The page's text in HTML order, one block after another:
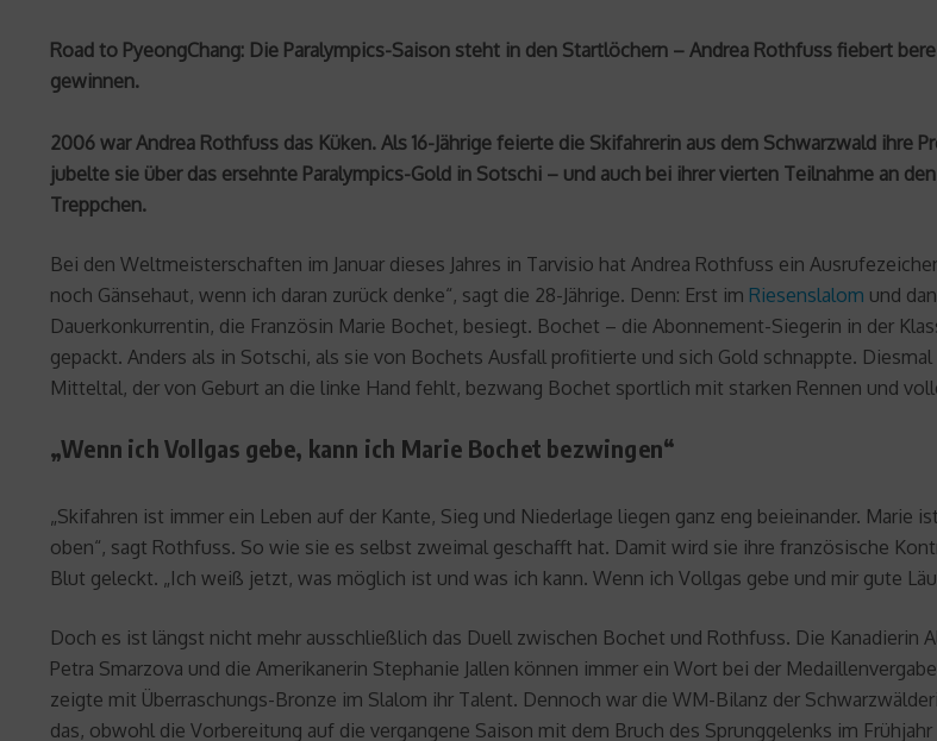
Road to PyeongChang: Die Paralympics-Saison steht in den Startlöchern – Andrea Rothfuss fiebert
gewinnen.
2006 war Andrea Rothfuss das Küken. Als 16-Jährige feierte die Skifahrerin aus dem Schwarzwald ihre
jubelte sie über das ersehnte Paralympics-Gold in Sotschi – und auch bei ihrer vierten Teilnahme an
Treppchen.
Bei den Weltmeisterschaften im Januar dieses Jahres in Tarvisio hat Andrea Rothfuss ein
noch Gänsehaut, wenn ich daran zurück denke“, sagt die 28-Jährige. Denn: Erst im Riesenslalom und
Dauerkonkurrentin, die Französin Marie Bochet, besiegt. Bochet – die Abonnement-Siegerin in der
gepackt. Anders als in Sotschi, als sie von Bochets Ausfall profitierte und sich Gold schnappte.
Mitteltal, der von Geburt an die linke Hand fehlt, bezwang Bochet sportlich mit starken Rennen und
„Wenn ich Vollgas gebe, kann ich Marie Bochet bezwingen“
„Skifahren ist immer ein Leben auf der Kante, Sieg und Niederlage liegen ganz eng beieinander. Marie
oben“, sagt Rothfuss. So wie sie es selbst zweimal geschafft hat. Damit wird sie ihre französische
Blut geleckt. „Ich weiß jetzt, was möglich ist und was ich kann. Wenn ich Vollgas gebe und mir gute
Doch es ist längst nicht mehr ausschließlich das Duell zwischen Bochet und Rothfuss. Die Kanadierin
Petra Smarzova und die Amerikanerin Stephanie Jallen können immer ein Wort bei der
zeigte mit Überraschungs-Bronze im Slalom ihr Talent. Dennoch war die WM-Bilanz der
das, obwohl die Vorbereitung auf die vergangene Saison mit dem Bruch des Sprunggelenks im Frühjahr